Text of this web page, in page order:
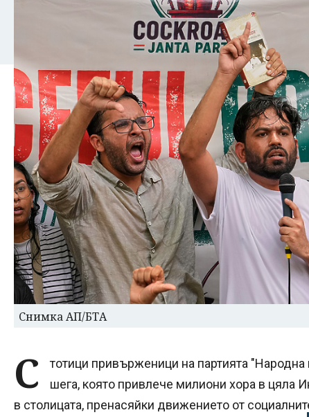
Снимка АП/БТА
С
тотици привърженици на партията
шега, която привлече милиони хора в цяла
в столицата, пренасяйки движението от